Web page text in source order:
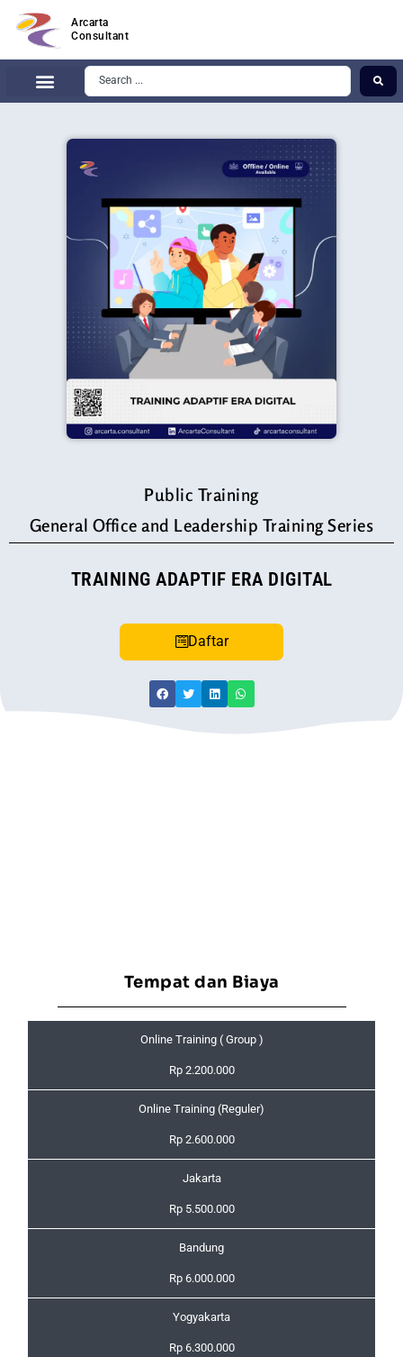
Arcarta
Consultant
Public Training
General Office and Leadership Training Series
TRAINING ADAPTIF ERA DIGITAL
Daftar
Tempat dan Biaya
Online Training ( Group )
Rp 2.200.000
Online Training (Reguler)
Rp 2.600.000
Jakarta
Rp 5.500.000
Bandung
Rp 6.000.000
Yogyakarta
Rp 6.300.000